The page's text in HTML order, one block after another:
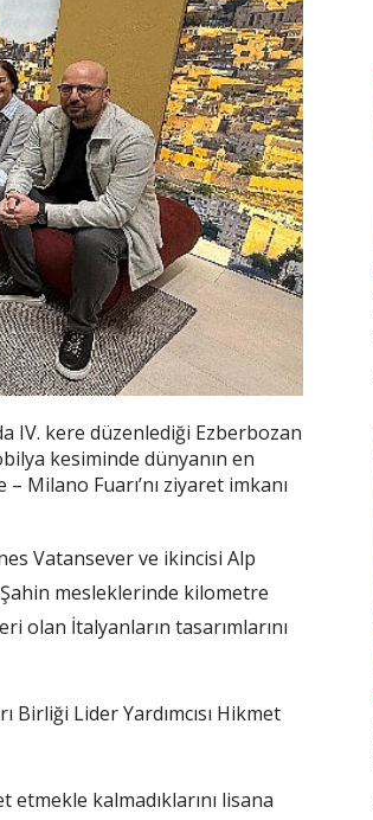
IV. kere düzenlediği Ezberbozan
kesiminde dünyanın en
Milano Fuarı’nı ziyaret imkanı
Vatansever ve ikincisi Alp
mesleklerinde kilometre
olan İtalyanların tasarımlarını
Birliği Lider Yardımcısı Hikmet
etmekle kalmadıklarını lisana